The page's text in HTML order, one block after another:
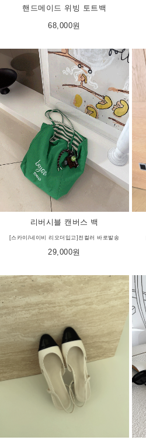
핸드메이드 위빙 토트백
68,000원
리버시블 캔버스 백
[스카이/네이비 리오더입고]전컬러 바로발송
29,000원